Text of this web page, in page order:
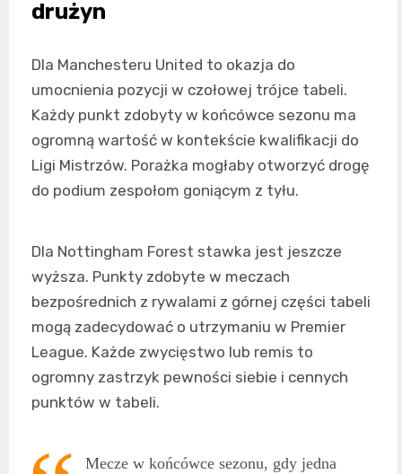
drużyn
Dla Manchesteru United to okazja do
umocnienia pozycji w czołowej trójce tabeli.
Każdy punkt zdobyty w końcówce sezonu ma
ogromną wartość w kontekście kwalifikacji do
Ligi Mistrzów. Porażka mogłaby otworzyć drogę
do podium zespołom goniącym z tyłu.
Dla Nottingham Forest stawka jest jeszcze
wyższa. Punkty zdobyte w meczach
bezpośrednich z rywalami z górnej części tabeli
mogą zadecydować o utrzymaniu w Premier
League. Każde zwycięstwo lub remis to
ogromny zastrzyk pewności siebie i cennych
punktów w tabeli.
Mecze w końcówce sezonu, gdy jedna